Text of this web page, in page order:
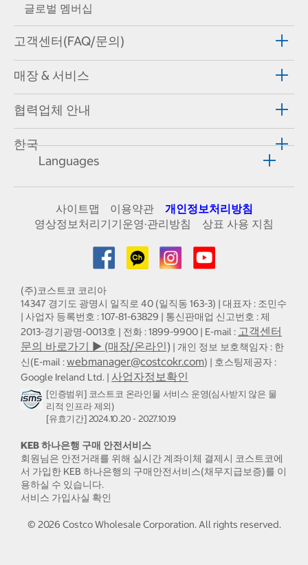
글로벌 멤버십
고객센터(FAQ/문의)
매장 & 서비스
협력업체 안내
한국
Languages
사이트맵 이용약관
개인정보처리방침
영상정보처리기기운영·관리방침
상표 사용 지침
(주)코스트코 코리아
14347 경기도 광명시 일직로 40 (일직동 163-3) | 대표자 : 조민수
| 사업자 등록번호 : 107-81-63829 | 통신판매업 신고번호 : 제
2013-경기광명-0013호 | 전화 : 1899-9900 | E-mail : 고객센터
문의 바로가기 ▶ (매장/온라인) | 개인 정보 보호책임자 : 한
신(E-mail :webmanager@costcokr.com) | 호스팅제공자 :
Google Ireland Ltd. | 사업자정보확인
[인증범위] 코스트코 온라인몰 서비스 운영(심사받지 않은 물
리적 인프라 제외)
[유효기간] 2024.10.20 - 2027.10.19
KEB 하나은행 구매 안전서비스
회원님은 안전거래를 위해 실시간 계좌이체 결제시 코스트코에
서 가입한 KEB 하나은행의 구매안전서비스(채무지급보증)를 이
용하실 수 있습니다.
서비스 가입사실 확인
© 2026 Costco Wholesale Corporation.All rights reserved.